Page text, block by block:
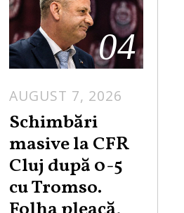
04
AUGUST 7, 2026
Schimbări
masive la CFR
Cluj după 0-5
cu Tromso.